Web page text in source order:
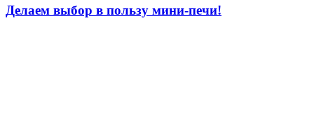
Делаем выбор в пользу мини-печи!